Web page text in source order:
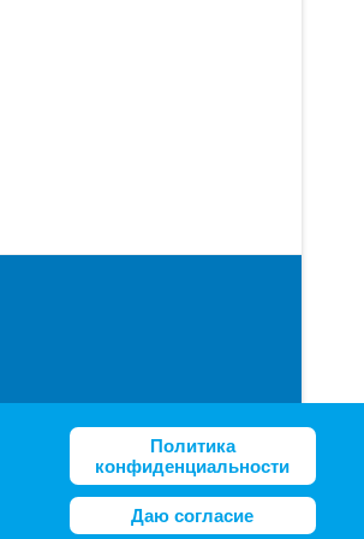
Политика
конфиденциальности
Даю согласие